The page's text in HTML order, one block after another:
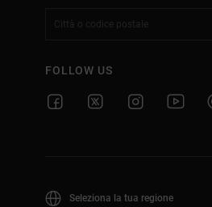
FOLLOW US
Seleziona la tua regione